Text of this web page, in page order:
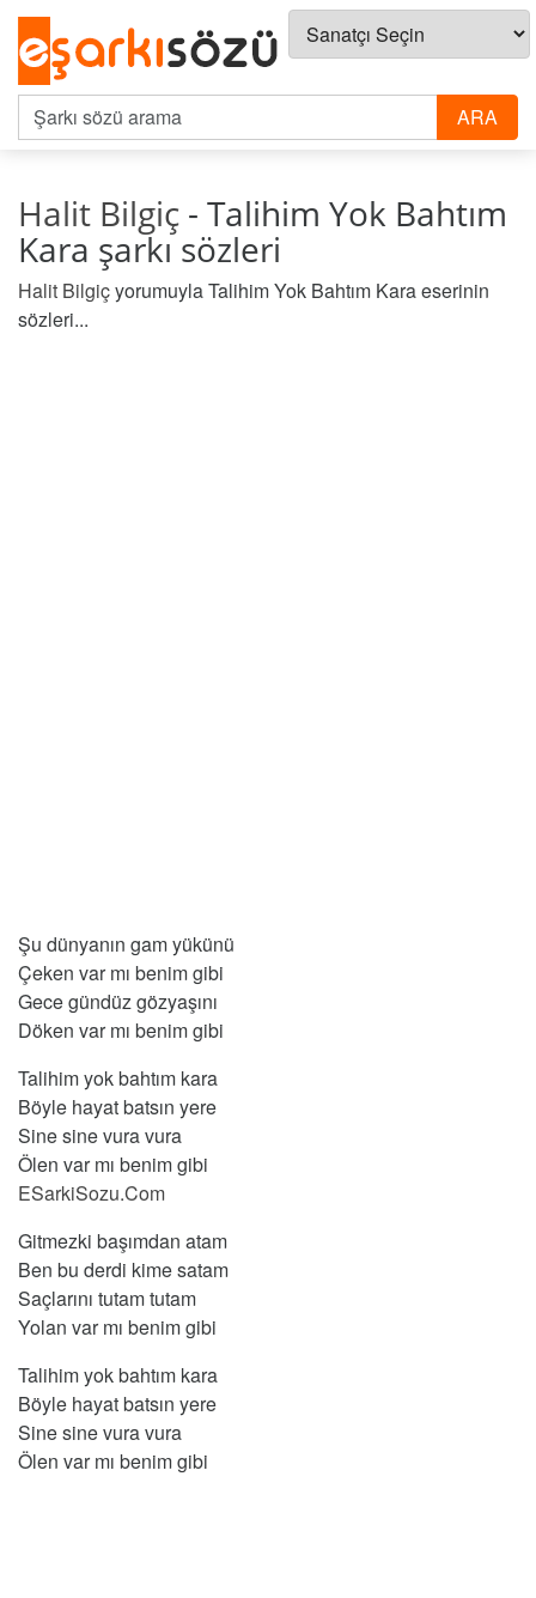
Halit Bilgiç - Talihim Yok Bahtım
Kara şarkı sözleri
Halit Bilgiçyorumuyla Talihim Yok Bahtım Kara eserinin
sözleri...
Şu dünyanın gam yükünü
Çeken var mı benim gibi
Gece gündüz gözyaşını
Döken var mı benim gibi
Talihim yok bahtım kara
Böyle hayat batsın yere
Sine sine vura vura
Ölen var mı benim gibi
ESarkiSozu.Com
Gitmezki başımdan atam
Ben bu derdi kime satam
Saçlarını tutam tutam
Yolan var mı benim gibi
Talihim yok bahtım kara
Böyle hayat batsın yere
Sine sine vura vura
Ölen var mı benim gibi